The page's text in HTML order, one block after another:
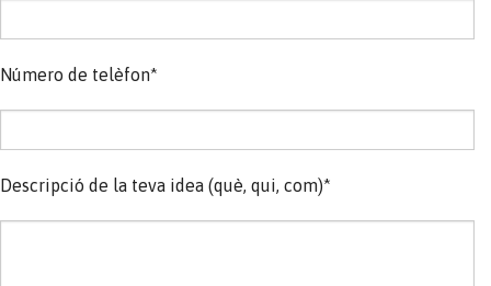
Número de telèfon*
Descripció de la teva idea (què, qui, com)*